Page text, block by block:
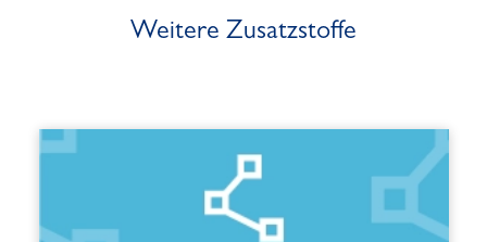
Weitere Zusatzstoffe